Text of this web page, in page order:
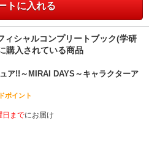
トに入れる
ィシャルコンプリートブック(学研
購入されている商品
ア!!～MIRAI DAYS～キャラクターア
ポイント
日までにお届け